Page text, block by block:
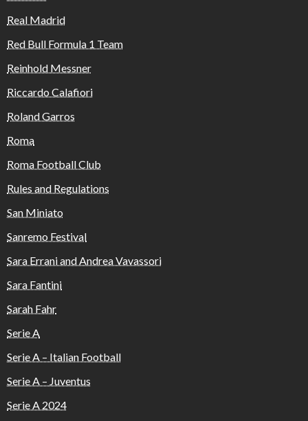
Real Madrid
Red Bull Formula 1 Team
Reinhold Messner
Riccardo Calafiori
Roland Garros
Roma
Roma Football Club
Rules and Regulations
San Miniato
Sanremo Festival
Sara Errani and Andrea Vavassori
Sara Fantini
Sarah Fahr
Serie A
Serie A – Italian Football
Serie A – Juventus
Serie A 2024